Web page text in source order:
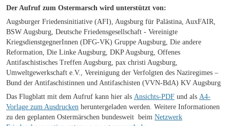
Der Aufruf zum Ostermarsch wird unterstützt von:
Augsburger Friedensinitiative (AFI), Augsburg für Palästina, AuxFAIR,
BSW Augsburg, Deutsche Friedensgesellschaft - Vereinigte
KriegsdienstgegnerInnen (DFG-VK) Gruppe Augsburg, Die andere
Reformation, Die Linke Augsburg, DKP Augsburg, Offenes
Antifaschistisches Treffen Augsburg, pax christi Augsburg,
Umweltgewerkschaft e.V., Vereinigung der Verfolgten des Naziregimes –
Bund der Antifaschistinnen und Antifaschisten (VVN-BdA) KV Augsburg
Das Flugblatt mit dem Aufruf kann hier als Ansichts-PDF und als A4-
Vorlage zum Ausdrucken heruntergeladen werden. Weitere Informationen
zu den geplanten Ostermärschen bundesweit beim Netzwerk